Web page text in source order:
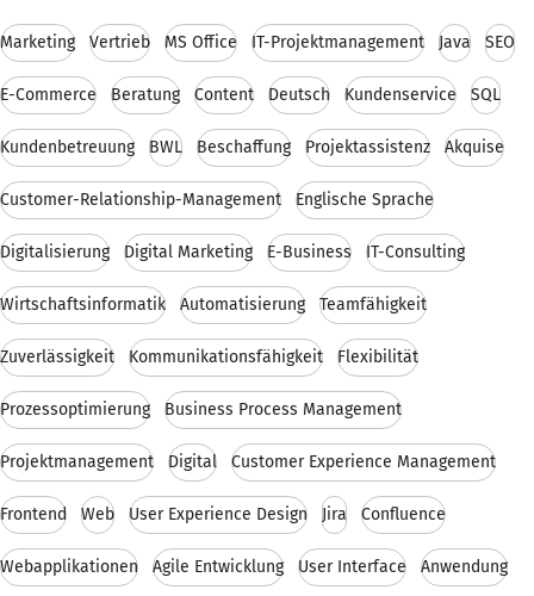
Marketing Vertrieb MS Office IT-Projektmanagement Java SEO
E-Commerce Beratung Content Deutsch Kundenservice SQL
Kundenbetreuung BWL Beschaffung Projektassistenz Akquise
Customer-Relationship-Management Englische Sprache
Digitalisierung Digital Marketing E-Business IT-Consulting
Wirtschaftsinformatik Automatisierung Teamfähigkeit
Zuverlässigkeit Kommunikationsfähigkeit Flexibilität
Prozessoptimierung Business Process Management
Projektmanagement Digital Customer Experience Management
Frontend Web User Experience Design Jira Confluence
Webapplikationen Agile Entwicklung User Interface Anwendung